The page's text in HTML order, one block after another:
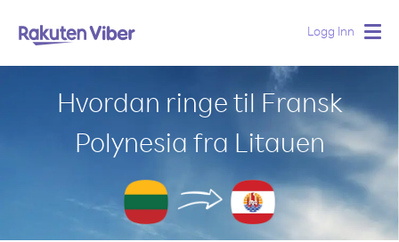
Logg Inn
Hvordan ringe til Fransk
Polynesia fra Litauen